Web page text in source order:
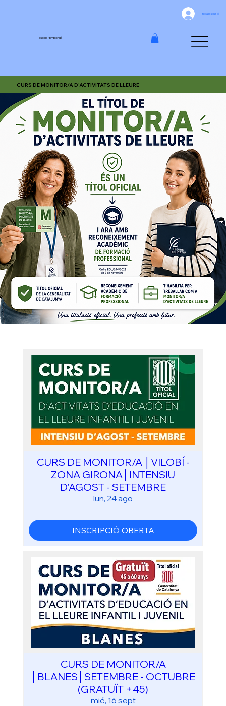
Escola l'Empordà
Inicia la sessió
CURS DE MONITOR/A D'ACTIVITATS DE LLEURE
CURS DE MONITOR/A │VILOBÍ -
ZONA GIRONA│INTENSIU
D'AGOST - SETEMBRE
lun, 24 ago
INSCRIPCIÓ OBERTA
CURS DE MONITOR/A
│BLANES│SETEMBRE - OCTUBRE
(GRATUÏT +45)
mié, 16 sept